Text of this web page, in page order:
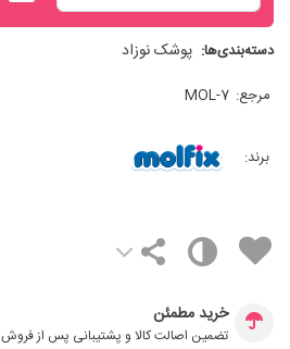
دسته‌بندی‌ها: پوشک نوزاد
مرجع: MOL-7
برند:
خرید مطمئن
تضمین اصالت کالا و پشتیبانی پس از فروش